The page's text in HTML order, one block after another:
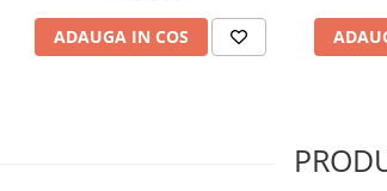
ADAUGA IN COS